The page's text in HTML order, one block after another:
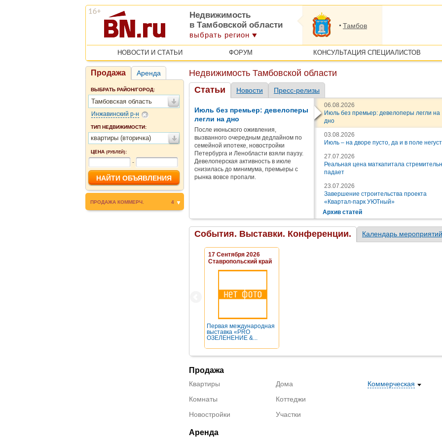
Недвижимость
в Тамбовской области
выбрать регион
Тамбов
НОВОСТИ И СТАТЬИ ФОРУМ КОНСУЛЬТАЦИЯ СПЕЦИАЛИСТОВ
Продажа Аренда
ВЫБРАТЬ РАЙОН/ГОРОД:
Тамбовская область
Инжавинский р-н
ТИП НЕДВИЖИМОСТИ:
квартиры (вторичка)
ЦЕНА (РУБЛЕЙ):
-
ПРОДАЖА КОММЕРЧ. 4
Недвижимость Тамбовской области
Статьи
Новости Пресс-релизы
Июль без премьер: девелоперы
легли на дно
После июньского оживления,
вызванного очередным дедлайном по
семейной ипотеке, новостройки
Петербурга и Ленобласти взяли паузу.
Девелоперская активность в июле
снизилась до минимума, премьеры с
рынка вовсе пропали.
06.08.2026
Июль без премьер: девелоперы легли на
дно
03.08.2026
Июль – на дворе пусто, да и в поле
27.07.2026
Реальная цена маткапитала
падает
23.07.2026
Завершение строительства проекта
«Квартал-парк УЮТный»
Архив статей
События. Выставки. Конференции. Календарь мероприятий
17 Сентября 2026
Ставропольский край
Первая международная
выставка «PRO
ОЗЕЛЕНЕНИЕ &...
Продажа
Квартиры
Комнаты
Новостройки
Дома
Коттеджи
Участки
Коммерческая
Аренда